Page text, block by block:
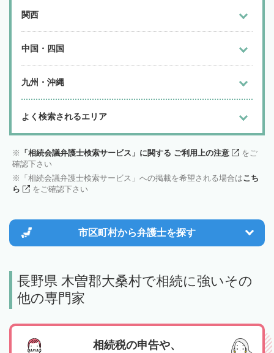
関西
中国・四国
九州・沖縄
よく検索されるエリア
「相続会議弁護士検索サービス」に関する ご利用上の注意
をご
確認下さい
「相続会議弁護士検索サービス」への掲載を希望される場合はこち
ら
をご確認下さい
市区町村から弁護士を探す
長野県 木曽郡大桑村で相続に強いその
他の専門家
相続税の申告や、